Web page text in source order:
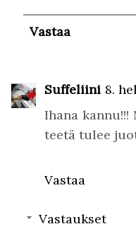
Vastaa
Suffeliini 8.
Ihana
teetä tulee
Vastaa
Vastaukset